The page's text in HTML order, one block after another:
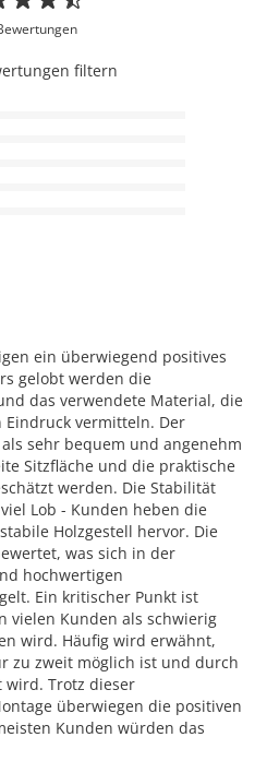
filtern
ein überwiegend positives
gelobt werden die
das verwendete Material, die
vermitteln. Der
sehr bequem und angenehm
Sitzfläche und die praktische
werden. Die Stabilität
Lob - Kunden heben die
Holzgestell hervor. Die
was sich in der
hochwertigen
Ein kritischer Punkt ist
vielen Kunden als schwierig
wird. Häufig wird erwähnt,
zu zweit möglich ist und durch
Trotz dieser
überwiegen die positiven
Kunden würden das